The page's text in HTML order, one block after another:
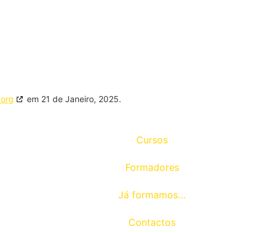
em 21 de Janeiro, 2025.
Cursos
Formadores
Já formamos…
Contactos